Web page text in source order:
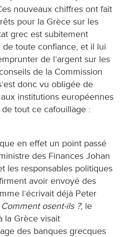
nouveaux chiffres ont fait
pour la Grèce sur les
grec est subitement
toute confiance, et il lui
de l’argent sur les
de la Commission
donc vu obligée de
institutions européennes
tout ce cafouillage :
en effet un point passé
des Finances Johan
les responsables politiques
avoir envoyé des
l’écrivait déjà Peter
Comment osent-ils ?, le
la Grèce visait
des banques grecques